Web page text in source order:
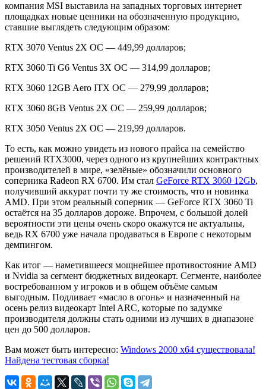
компания MSI выставила на западных торговых интернет
площадках новые ценники на обозначенную продукцию,
ставшие выглядеть следующим образом:
RTX 3070 Ventus 2X OC — 449,99 долларов;
RTX 3060 Ti G6 Ventus 3X OC — 314,99 долларов;
RTX 3060 12GB Aero ITX OC — 279,99 долларов;
RTX 3060 8GB Ventus 2X OC — 259,99 долларов;
RTX 3050 Ventus 2X OC — 219,99 долларов.
То есть, как можно увидеть из нового прайса на семейство
решений RTX3000, через одного из крупнейших контрактных
производителей в мире, «зелёные» обозначили основного
соперника Radeon RX 6700. Им стал GeForce RTX 3060 12Gb,
получивший аккурат почти ту же стоимость, что и новинка
AMD. При этом реальный соперник — GeForce RTX 3060 Ti
остаётся на 35 долларов дороже. Впрочем, с большой долей
вероятности эти цены очень скоро окажутся не актуальны,
ведь RX 6700 уже начала продаваться в Европе с некоторым
демпингом.
Как итог — наметившееся мощнейшее противостояние AMD
и Nvidia за сегмент бюджетных видеокарт. Сегменте, наиболее
востребованном у игроков и в общем объёме самым
выгодным. Подливает «масло в огонь» и назначенный на
осень релиз видеокарт Intel ARC, которые по задумке
производителя должны стать одними из лучших в диапазоне
цен до 500 долларов.
Вам может быть интересно: Windows 2000 x64 существовала!
Найдена тестовая сборка!